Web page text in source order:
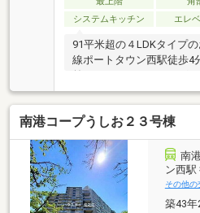
(約330m)・南港桜小学校
住まい探しをお手伝い
システムキッチン
エレ
91平米超の４LDKタイプ
線ポートタウン西駅徒歩4
前にスーパーやドラッグ
がラクラク！
南港コープうしお２３号棟
南
ン西駅
その他の
築43